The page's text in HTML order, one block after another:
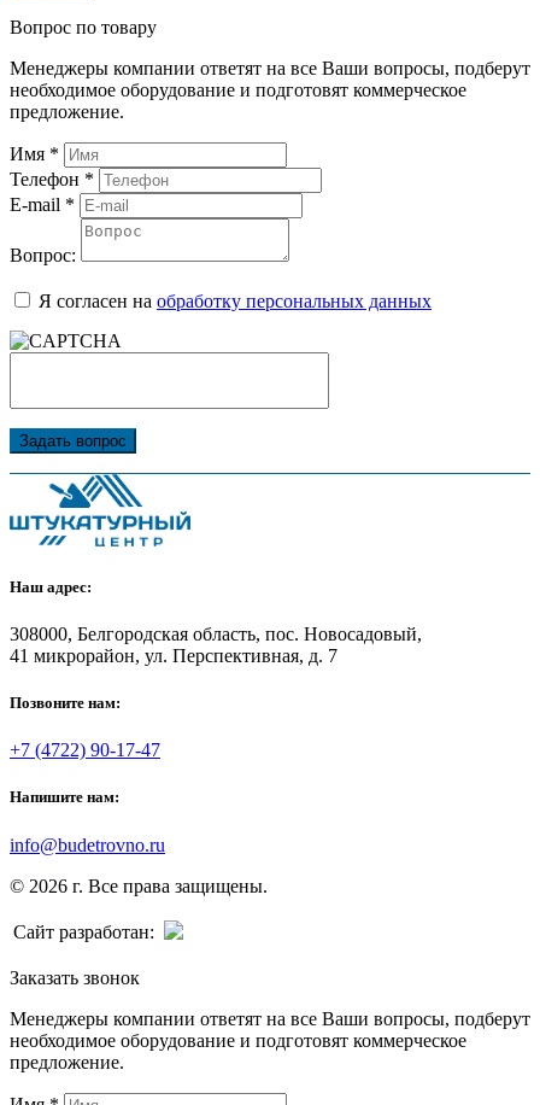
Вопрос по товару
Менеджеры компании ответят на все Ваши вопросы, подберут
необходимое оборудование и подготовят коммерческое
предложение.
Имя *
Телефон *
E-mail *
Вопрос:
Я согласен на обработку персональных данных
Задать вопрос
Наш адрес:
308000, Белгородская область, пос. Новосадовый,
41 микрорайон, ул. Перспективная, д. 7
Позвоните нам:
+7 (4722) 90-17-47
Напишите нам:
info@budetrovno.ru
© 2026 г. Все права защищены.
Сайт разработан:
Заказать звонок
Менеджеры компании ответят на все Ваши вопросы, подберут
необходимое оборудование и подготовят коммерческое
предложение.